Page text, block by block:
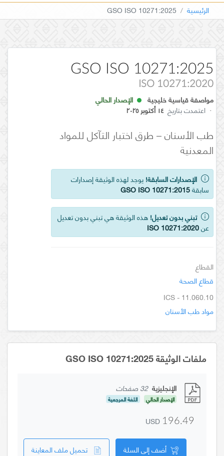
الرئيسية GSO ISO 10271:2025
GSO ISO 10271:2025
ISO 10271:2020
مواصفة قياسية خليجية
الإصدار الحالي
· اعتمدت بتاريخ ١٤ أكتوبر ٢٠٢٥
طب الأسنان – طرق اختبار التآكل للمواد
المعدنية
الإصدارات السابقة! يوجد لهذه الوثيقة إصدارات
سابقةGSO ISO 10271:2015
تبني بدون تعديل! هذه الوثيقة هي تبني بدون تعديل
عنISO 10271:2020
القطاع
قطاع الصحة
ICS - 11.060.10
مواد طب الأسنان
ملفات الوثيقة GSO ISO 10271:2025
الإنجليزية 32 صفحات
الإصدار الحالي اللغة المرجعية
USD 196.49
أضف إلى السلة تحميل ملف المعاينة